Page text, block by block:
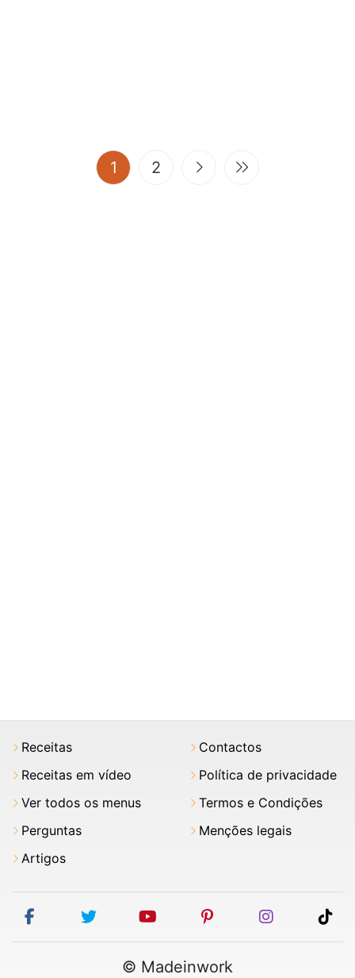
1 (current)
2
Receitas
Receitas em vídeo
Ver todos os menus
Perguntas
Artigos
Contactos
Política de privacidade
Termos e Condições
Menções legais
facebooktwitter youtubepinterestinstagram
© Madeinwork